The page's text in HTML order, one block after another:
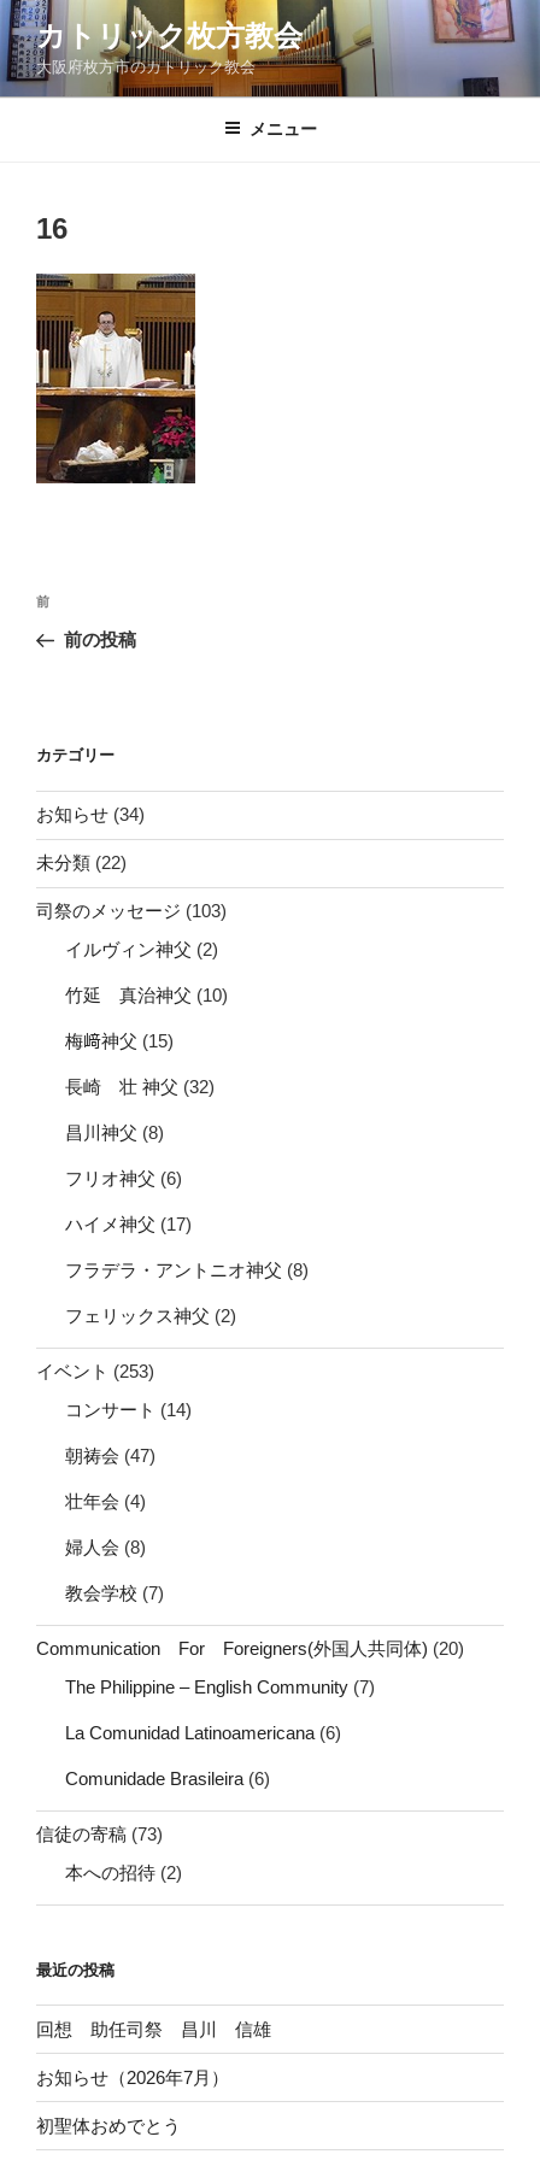
コ
ン
テ
ン
カトリック枚方教会
大阪府枚方市のカトリック教会
メニュー
16
投
ナ
ー
シ
ョ
ン
前
の
前
前の投稿
カテゴリー
お知らせ (34)
未分類 (22)
司祭のメッセージ (103)
イルヴィン神父 (2)
竹延 真治神父 (10)
梅﨑神父 (15)
長崎 壮 神父 (32)
昌川神父 (8)
フリオ神父 (6)
ハイメ神父 (17)
フラデラ・アントニオ神父 (8)
フェリックス神父 (2)
イベント (253)
コンサート (14)
朝祷会 (47)
壮年会 (4)
婦人会 (8)
教会学校 (7)
Communication For Foreigners(外国人共同体) (20)
The Philippine – English Community (7)
La Comunidad Latinoamericana (6)
Comunidade Brasileira (6)
信徒の寄稿 (73)
本への招待 (2)
最近の投稿
回想 助任司祭 昌川 信雄
お知らせ（2026年7月）
初聖体おめでとう